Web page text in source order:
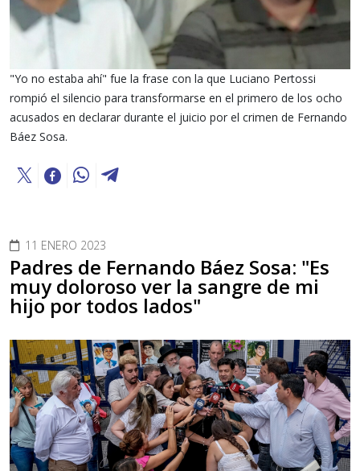
"Yo no estaba ahí" fue la frase con la que Luciano Pertossi
rompió el silencio para transformarse en el primero de los ocho
acusados en declarar durante el juicio por el crimen de Fernando
Báez Sosa.
11 ENERO 2023
Padres de Fernando Báez Sosa: "Es
muy doloroso ver la sangre de mi
hijo por todos lados"